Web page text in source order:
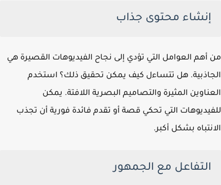
إنشاء محتوى جذاب
من أهم العوامل التي تؤدي إلى نجاح الفيديوهات القصيرة هي
الجاذبية. هل تتساءل كيف يمكن تحقيق ذلك؟ استخدم
العناوين المثيرة والتصاميم البصرية اللافتة. يمكن
للفيديوهات التي تحكي قصة أو تقدم فائدة فورية أن تجذب
الانتباه بشكل أكبر.
التفاعل مع الجمهور